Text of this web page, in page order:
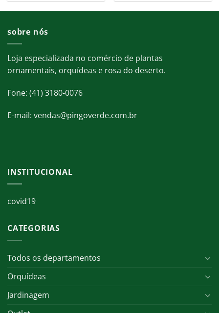
sobre nós
Loja especializada no comércio de plantas
ornamentais, orquídeas e rosa do deserto.
Fone: (41) 3180-0076
E-mail: vendas@pingoverde.com.br
INSTITUCIONAL
covid19
CATEGORIAS
Todos os departamentos
Orquídeas
Jardinagem